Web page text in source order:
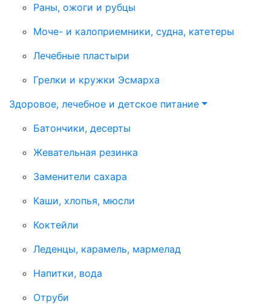
Раны, ожоги и рубцы
Моче- и калоприемники, судна, катетеры
Лечебные пластыри
Грелки и кружки Эсмарха
Здоровое, лечебное и детское питание
Батончики, десерты
Жевательная резинка
Заменители сахара
Каши, хлопья, мюсли
Коктейли
Леденцы, карамель, мармелад
Напитки, вода
Отруби